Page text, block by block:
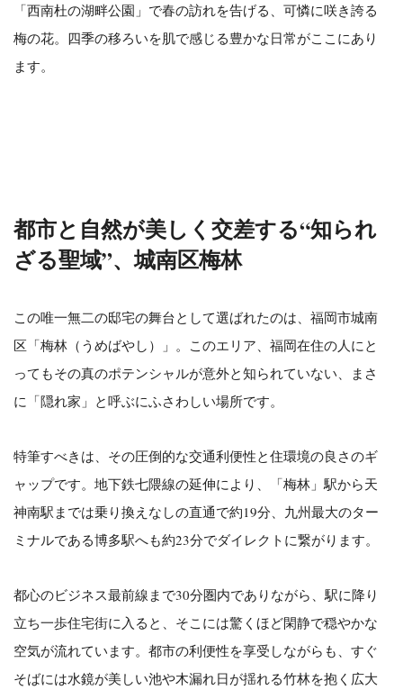
「西南杜の湖畔公園」で春の訪れを告げる、可憐に咲き誇る
梅の花。四季の移ろいを肌で感じる豊かな日常がここにあり
ます。
都市と自然が美しく交差する“知られ
ざる聖域”、城南区梅林
この唯一無二の邸宅の舞台として選ばれたのは、福岡市城南
区「梅林（うめばやし）」。このエリア、福岡在住の人にと
ってもその真のポテンシャルが意外と知られていない、まさ
に「隠れ家」と呼ぶにふさわしい場所です。
特筆すべきは、その圧倒的な交通利便性と住環境の良さのギ
ャップです。地下鉄七隈線の延伸により、「梅林」駅から天
神南駅までは乗り換えなしの直通で約19分、九州最大のター
ミナルである博多駅へも約23分でダイレクトに繋がります。
都心のビジネス最前線まで30分圏内でありながら、駅に降り
立ち一歩住宅街に入ると、そこには驚くほど閑静で穏やかな
空気が流れています。都市の利便性を享受しながらも、すぐ
そばには水鏡が美しい池や木漏れ日が揺れる竹林を抱く広大